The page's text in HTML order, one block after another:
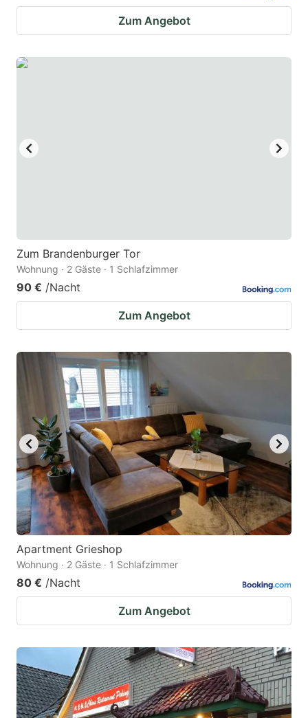
Zum Angebot
Zum Brandenburger Tor
Wohnung · 2 Gäste · 1 Schlafzimmer
90 € /Nacht
Zum Angebot
Apartment Grieshop
Wohnung · 2 Gäste · 1 Schlafzimmer
80 € /Nacht
Zum Angebot